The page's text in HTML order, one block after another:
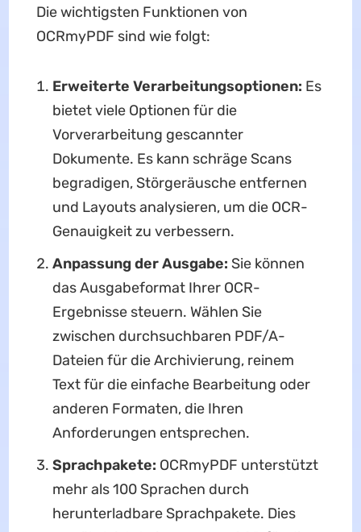
Die wichtigsten Funktionen von
OCRmyPDF sind wie folgt:
Erweiterte Verarbeitungsoptionen: Es
bietet viele Optionen für die
Vorverarbeitung gescannter
Dokumente. Es kann schräge Scans
begradigen, Störgeräusche entfernen
und Layouts analysieren, um die OCR-
Genauigkeit zu verbessern.
Anpassung der Ausgabe: Sie können
das Ausgabeformat Ihrer OCR-
Ergebnisse steuern. Wählen Sie
zwischen durchsuchbaren PDF/A-
Dateien für die Archivierung, reinem
Text für die einfache Bearbeitung oder
anderen Formaten, die Ihren
Anforderungen entsprechen.
Sprachpakete: OCRmyPDF unterstützt
mehr als 100 Sprachen durch
herunterladbare Sprachpakete. Dies